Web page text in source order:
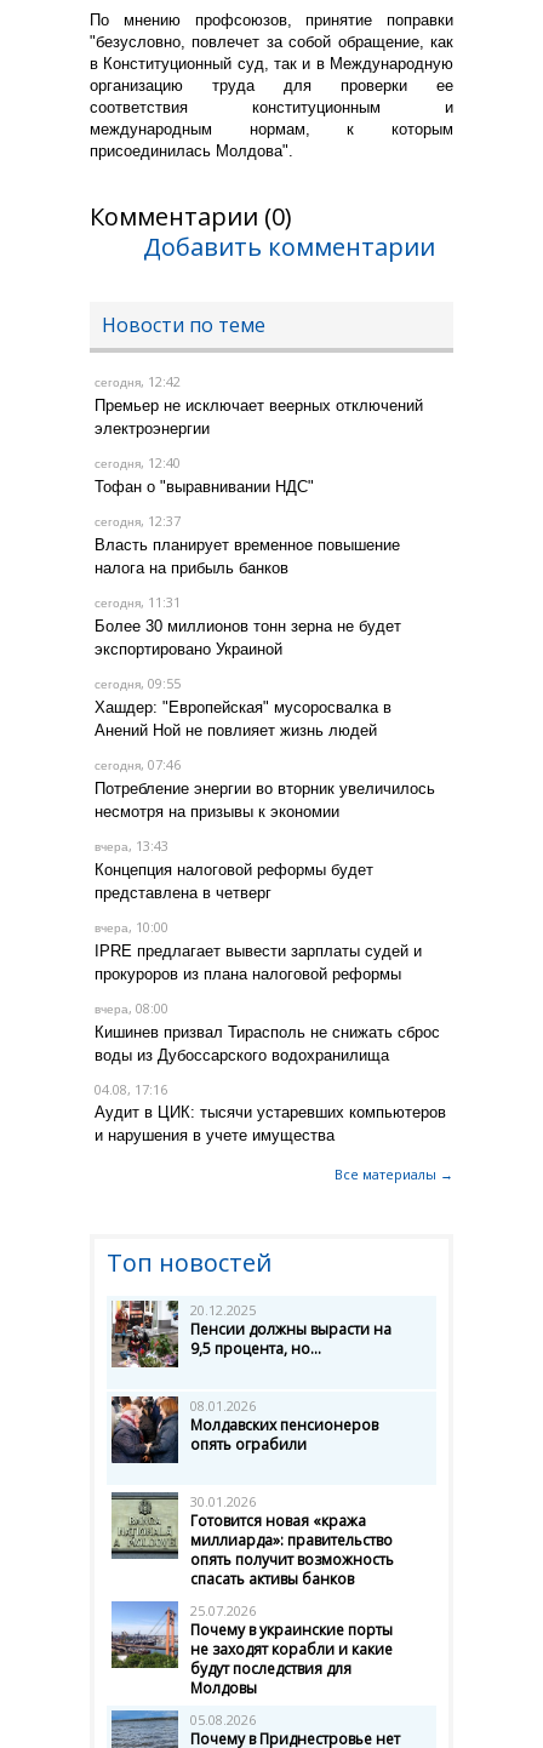
По мнению профсоюзов, принятие поправки
"безусловно, повлечет за собой обращение, как
в Конституционный суд, так и в Международную
организацию труда для проверки ее
соответствия конституционным и
международным нормам, к которым
присоединилась Молдова".
Комментарии (0)
Добавить комментарии
Новости по теме
сегодня, 12:42
Премьер не исключает веерных отключений
электроэнергии
сегодня, 12:40
Тофан о "выравнивании НДС"
сегодня, 12:37
Власть планирует временное повышение
налога на прибыль банков
сегодня, 11:31
Более 30 миллионов тонн зерна не будет
экспортировано Украиной
сегодня, 09:55
Хашдер: "Европейская" мусоросвалка в
Анений Ной не повлияет жизнь людей
сегодня, 07:46
Потребление энергии во вторник увеличилось
несмотря на призывы к экономии
вчера, 13:43
Концепция налоговой реформы будет
представлена в четверг
вчера, 10:00
IPRE предлагает вывести зарплаты судей и
прокуроров из плана налоговой реформы
вчера, 08:00
Кишинев призвал Тирасполь не снижать сброс
воды из Дубоссарского водохранилища
04.08, 17:16
Аудит в ЦИК: тысячи устаревших компьютеров
и нарушения в учете имущества
Все материалы →
Топ новостей
20.12.2025
Пенсии должны вырасти на
9,5 процента, но...
08.01.2026
Молдавских пенсионеров
опять ограбили
30.01.2026
Готовится новая «кража
миллиарда»: правительство
опять получит возможность
спасать активы банков
25.07.2026
Почему в украинские порты
не заходят корабли и какие
будут последствия для
Молдовы
05.08.2026
Почему в Приднестровье нет